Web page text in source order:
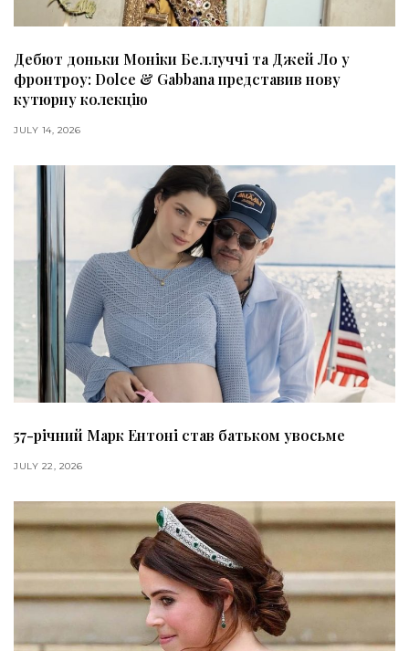
Дебют доньки Моніки Беллуччі та Джей Ло у
фронтроу: Dolce & Gabbana представив нову
кутюрну колекцію
JULY 14, 2026
57-річний Марк Ентоні став батьком увосьме
JULY 22, 2026